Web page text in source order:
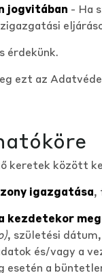
jogvitában - Ha
érdekünk.
ezt az
keretek között
igazgatása,
kezdetekor
, születési
és/vagy a
esetén a